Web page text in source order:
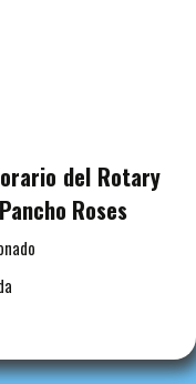
del Rotary
Roses